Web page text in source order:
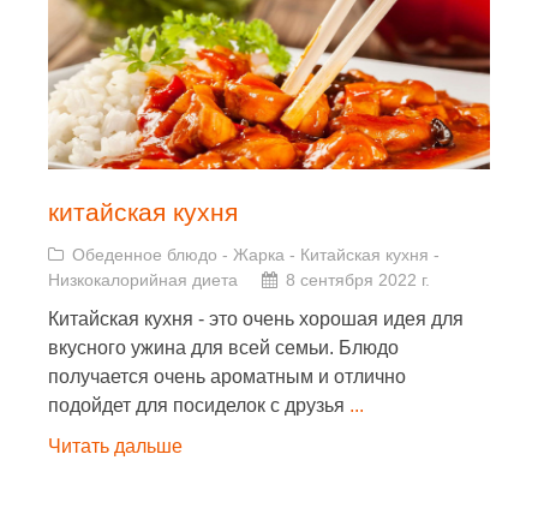
китайская кухня
Обеденное блюдо - Жарка - Китайская кухня -
Низкокалорийная диета
8 сентября 2022 г.
Китайская кухня - это очень хорошая идея для
вкусного ужина для всей семьи. Блюдо
получается очень ароматным и отлично
подойдет для посиделок с друзья ...
Читать дальше